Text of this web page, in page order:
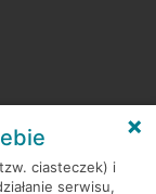
ciasteczek) i
serwisu,